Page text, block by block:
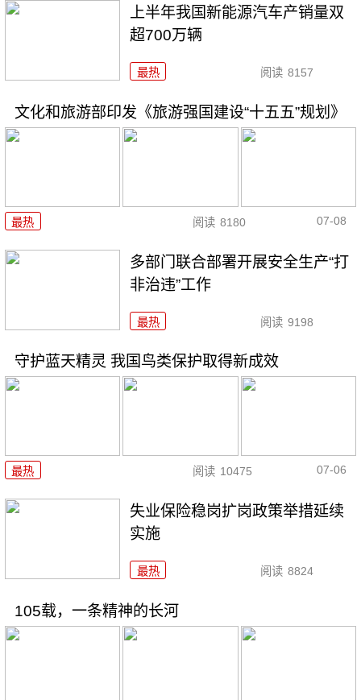
上半年我国新能源汽车产销量双
超700万辆
最热 阅读 8157
文化和旅游部印发《旅游强国建设“十五五”规划》
最热 阅读 8180 07-08
多部门联合部署开展安全生产“打
非治违”工作
最热 阅读 9198
守护蓝天精灵 我国鸟类保护取得新成效
最热 阅读 10475 07-06
失业保险稳岗扩岗政策举措延续
实施
最热 阅读 8824
105载，一条精神的长河